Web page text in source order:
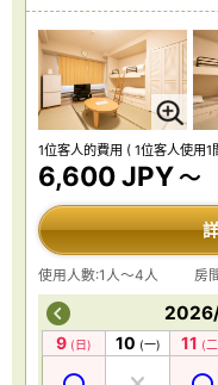
1位客人的費用 ( 1位客人使用1
6,600 JPY～
使用人數:1人～4人 房
9 (日) 10 (一) 11 (